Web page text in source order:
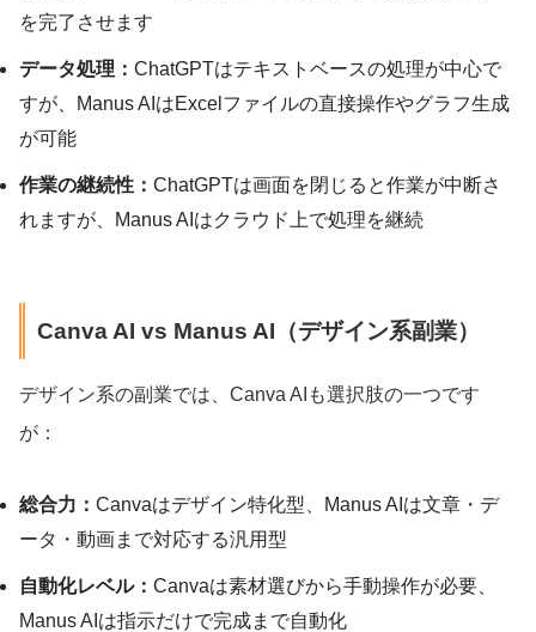
を完了させます
データ処理： ChatGPTはテキストベースの処理が中心で
すが、Manus AIはExcelファイルの直接操作やグラフ生成
が可能
作業の継続性： ChatGPTは画面を閉じると作業が中断さ
れますが、Manus AIはクラウド上で処理を継続
Canva AI vs Manus AI（デザイン系副業）
デザイン系の副業では、Canva AIも選択肢の一つです
が：
総合力： Canvaはデザイン特化型、Manus AIは文章・デ
ータ・動画まで対応する汎用型
自動化レベル： Canvaは素材選びから手動操作が必要、
Manus AIは指示だけで完成まで自動化